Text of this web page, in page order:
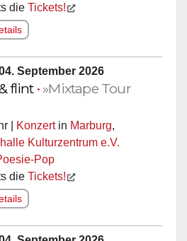
die Tickets!
September 2026
flint • »Mixtape Tour
| Konzertin Marburg,
Kulturzentrum e.V.
Pop
die Tickets!